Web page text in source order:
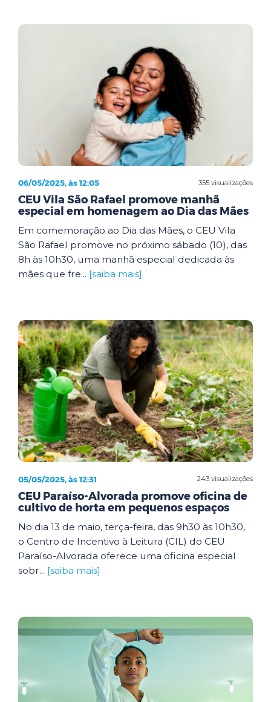
355 visualizações
06/05/2025, às 12:05
CEU Vila São Rafael promove manhã
especial em homenagem ao Dia das Mães
Em comemoração ao Dia das Mães, o CEU Vila
São Rafael promove no próximo sábado (10), das
8h às 10h30, uma manhã especial dedicada às
mães que fre... [saiba mais]
243 visualizações
05/05/2025, às 12:31
CEU Paraíso-Alvorada promove oficina de
cultivo de horta em pequenos espaços
No dia 13 de maio, terça-feira, das 9h30 às 10h30,
o Centro de Incentivo à Leitura (CIL) do CEU
Paraíso-Alvorada oferece uma oficina especial
sobr... [saiba mais]